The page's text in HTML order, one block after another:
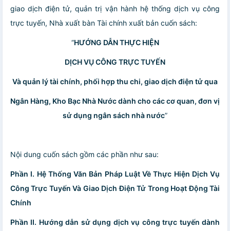
giao dịch điện tử, quản trị vận hành hệ thống dịch vụ công
trực tuyến, Nhà xuất bàn Tài chính xuất bản cuốn sách:
“HƯỚNG DẪN THỰC HIỆN
DỊCH VỤ CÔNG TRỰC TUYẾN
Và quản lý tài chính, phối hợp thu chi, giao dịch điện tử qua
Ngân Hàng, Kho Bạc Nhà Nước dành cho các cơ quan, đơn vị
sử dụng ngân sách nhà nước”
Nội dung cuốn sách gồm các phần như sau:
Phần I. Hệ Thống Văn Bản Pháp Luật Về Thực Hiện Dịch Vụ
Công Trực Tuyến Và Giao Dịch Điện Tử Trong Hoạt Động Tài
Chính
Phần II. Hướng dẫn sử dụng dịch vụ công trực tuyến dành